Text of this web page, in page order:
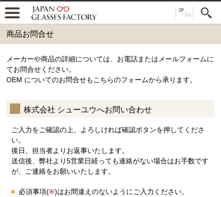
商品お問合せ
メーカーや商品の詳細については、お電話またはメールフォームに
てお問合せください。
OEM についてのお問合せもこちらのフォームから承ります。
株式会社 シューユウへお問い合わせ
ご入力をご確認の上、よろしければ確認ボタンを押してくださ
い。
後日、担当者よりお返事いたします。
送信後、弊社より5営業日経っても連絡がない場合はお手数です
が、ご連絡をお願いいたします。
必須事項(※)はお間違えのないようにご入力ください。